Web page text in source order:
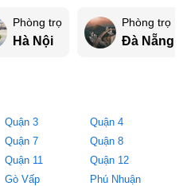
Phòng trọ
Hà Nội
Phòng trọ
Đà Nẵng
Quận 3
Quận 4
Quận 7
Quận 8
Quận 11
Quận 12
Gò Vấp
Phú Nhuận